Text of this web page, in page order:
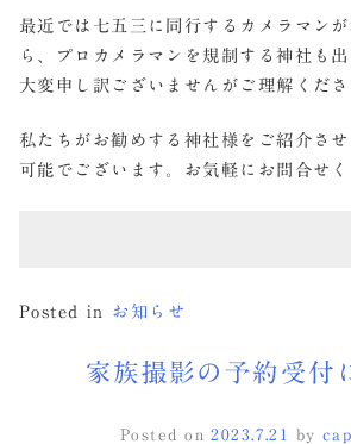
最近では七五三に同行するカメラマン
ら、プロカメラマンを規制する神社も出
大変申し訳ございませんがご理解くださ
私たちがお勧めする神社様をご紹介さ
可能でございます。お気軽にお問合せく
Posted in お知らせ
家族撮影の予約受付
Posted on2023.7.21 by